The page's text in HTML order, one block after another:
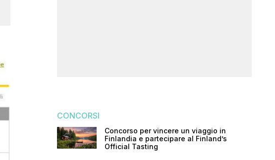
CONCORSI
Concorso per vincere un viaggio in
Finlandia e partecipare al Finland’s
Official Tasting